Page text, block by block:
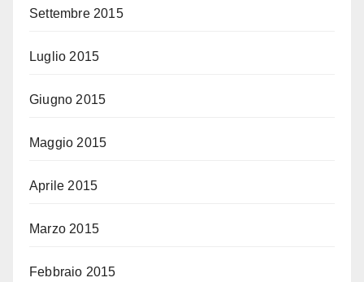
Settembre 2015
Luglio 2015
Giugno 2015
Maggio 2015
Aprile 2015
Marzo 2015
Febbraio 2015